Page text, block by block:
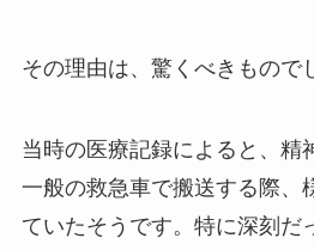
その理由は、驚くべきもので
当時の医療記録によると、精
一般の救急車で搬送する際、
ていたそうです。特に深刻だ